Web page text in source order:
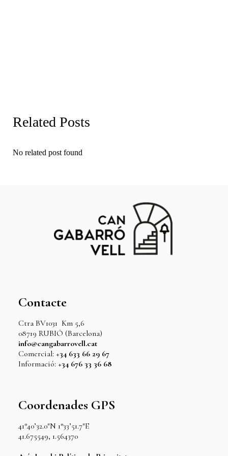
Related Posts
No related post found
Contacte
Ctra BV1031 Km 5,6
08719 RUBIÓ (Barcelona)
info@cangabarrovell.cat
Comercial: +34 633 66 29 67
Informació: +34 676 33 36 68
Coordenades GPS
41°40’32.0″N 1°33’51.7″E
41.675549, 1.564370